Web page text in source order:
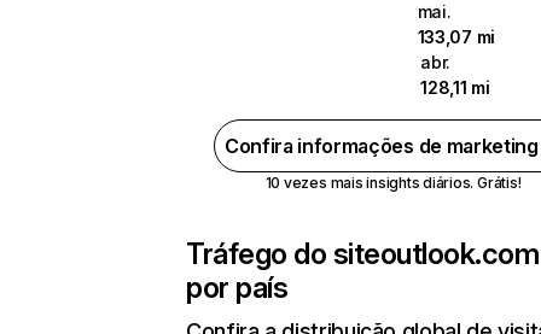
mai.
133,07 mi
abr.
128,11 mi
Confira informações de
10 vezes mais insights diários. Grátis!
Tráfego do siteoutlook.com
por país